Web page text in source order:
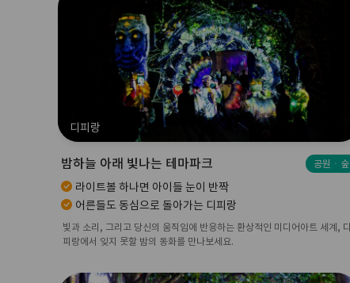
디피랑
밤하늘 아래 빛나는 테마파크 공원ㆍ숲
라이트볼 하나면 아이들 눈이 반짝
어른들도 동심으로 돌아가는 디피랑
빛과 소리, 그리고 당신의 움직임에 반응하는 환상적인 미디어아트 세계, 디
피랑에서 잊지 못할 밤의 동화를 만나보세요.